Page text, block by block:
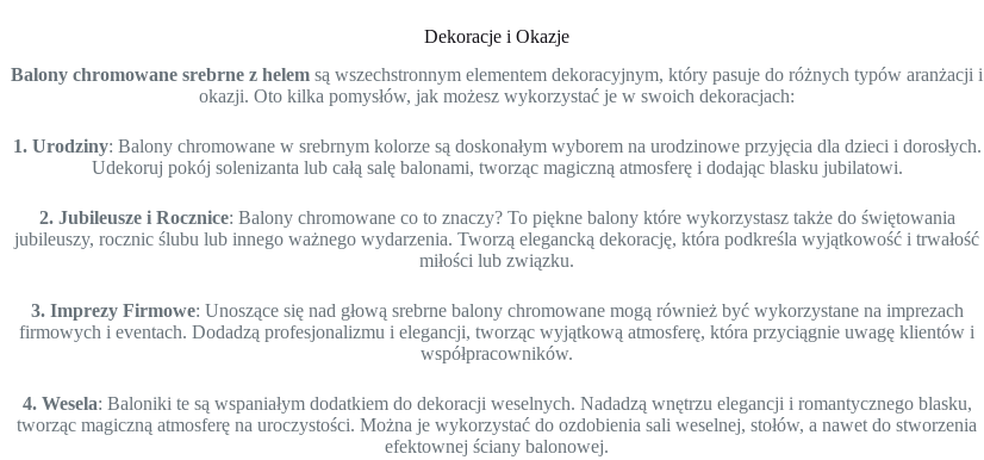
Dekoracje i Okazje
Balony chromowane srebrne z helem są wszechstronnym elementem dekoracyjnym, który pasuje do różnych typów aranżacji i
okazji. Oto kilka pomysłów, jak możesz wykorzystać je w swoich dekoracjach:
1. Urodziny: Balony chromowane w srebrnym kolorze są doskonałym wyborem na urodzinowe przyjęcia dla dzieci i dorosłych.
Udekoruj pokój solenizanta lub całą salę balonami, tworząc magiczną atmosferę i dodając blasku jubilatowi.
2. Jubileusze i Rocznice: Balony chromowane co to znaczy? To piękne balony które wykorzystasz także do świętowania
jubileuszy, rocznic ślubu lub innego ważnego wydarzenia. Tworzą elegancką dekorację, która podkreśla wyjątkowość i trwałość
miłości lub związku.
3. Imprezy Firmowe: Unoszące się nad głową srebrne balony chromowane mogą również być wykorzystane na imprezach
firmowych i eventach. Dodadzą profesjonalizmu i elegancji, tworząc wyjątkową atmosferę, która przyciągnie uwagę klientów i
współpracowników.
4. Wesela: Baloniki te są wspaniałym dodatkiem do dekoracji weselnych. Nadadzą wnętrzu elegancji i romantycznego blasku,
tworząc magiczną atmosferę na uroczystości. Można je wykorzystać do ozdobienia sali weselnej, stołów, a nawet do stworzenia
efektownej ściany balonowej.